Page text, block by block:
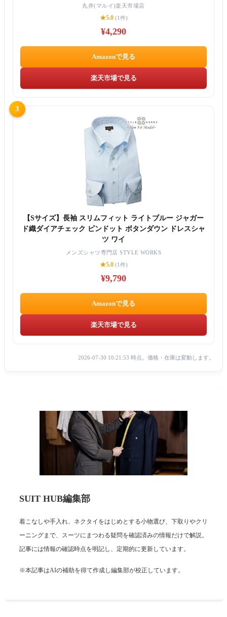
丸井(マルイ)楽天市場店
★5.0 (1件)
¥4,290
Amazonで見る
楽天市場で見る
3
【Sサイズ】長袖 スリムフィット ライトブルー ジャガー
ド織ダイアチェック ピンドット ボタンダウン ドレスシャ
ツ ワイ
メンズシャツ専門店 STYLE WORKS
★5.0 (1件)
¥9,790
Amazonで見る
楽天市場で見る
2026-07-30 10:21:53 時点。価格・在庫は変動します。
SUIT HUB編集部
着こなしや手入れ、ネクタイをはじめとする小物選び、下取りやクリ
ーニングまで、スーツにまつわる疑問を確認済みの情報だけで解説。
記事には情報の確認時点を明記し、定期的に更新しています。
※本記事はAIの補助を得て作成し編集部が校正しています。